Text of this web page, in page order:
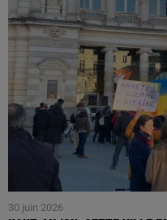
30 juin 2026